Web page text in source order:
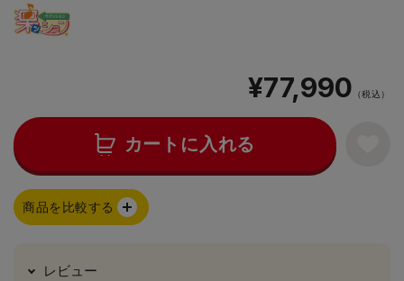
¥77,990 （税込）
カートに入れる
商品を比較する
レビュー